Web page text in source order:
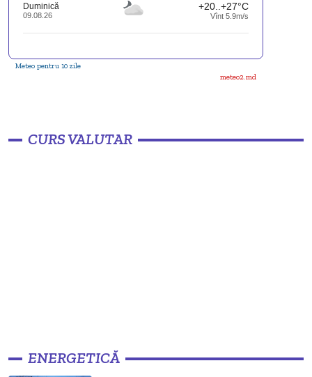
Duminică
09.08.26
+20..+27°C
Vînt 5.9m/s
Meteo pentru 10 zile
meteo2.md
CURS VALUTAR
ENERGETICĂ